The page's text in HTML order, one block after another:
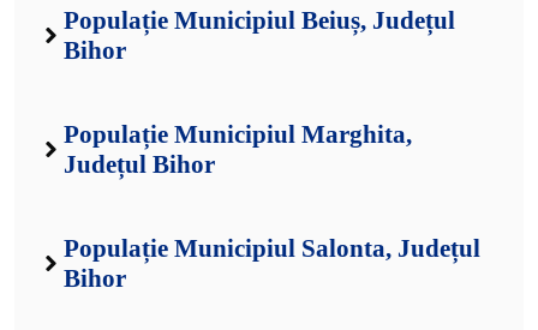
Populație Municipiul Beiuș, Județul
Bihor
Populație Municipiul Marghita,
Județul Bihor
Populație Municipiul Salonta, Județul
Bihor